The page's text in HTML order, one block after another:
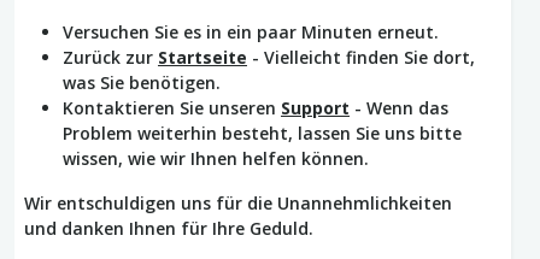
Versuchen Sie es in ein paar Minuten erneut.
Zurück zur Startseite - Vielleicht finden Sie dort,
was Sie benötigen.
Kontaktieren Sie unseren Support - Wenn das
Problem weiterhin besteht, lassen Sie uns bitte
wissen, wie wir Ihnen helfen können.
Wir entschuldigen uns für die Unannehmlichkeiten
und danken Ihnen für Ihre Geduld.